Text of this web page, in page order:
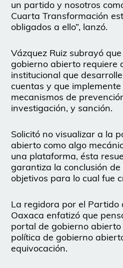
un partido y nosotros
Cuarta Transformación
obligados a ello”, lanzó.
Vázquez Ruiz subrayó
gobierno abierto requiere
institucional que
cuentas y que
mecanismos de
investigación, y sanción.
Solicitó no visualizar a la
abierto como algo
una plataforma, ésta
garantiza la conclusión de
objetivos para lo cual fue
La regidora por el Partido
Oaxaca enfatizó que
portal de gobierno
política de gobierno
equivocación.